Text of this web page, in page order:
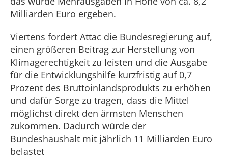
Milliarden Euro ergeben.
Viertens fordert Attac die Bundesregierung auf,
einen größeren Beitrag zur Herstellung von
Klimagerechtigkeit zu leisten und die Ausgabe
für die Entwicklungshilfe kurzfristig auf 0,7
Prozent des Bruttoinlandsprodukts zu erhöhen
und dafür Sorge zu tragen, dass die Mittel
möglichst direkt den ärmsten Menschen
zukommen. Dadurch würde der
Bundeshaushalt mit jährlich 11 Milliarden Euro
belastet